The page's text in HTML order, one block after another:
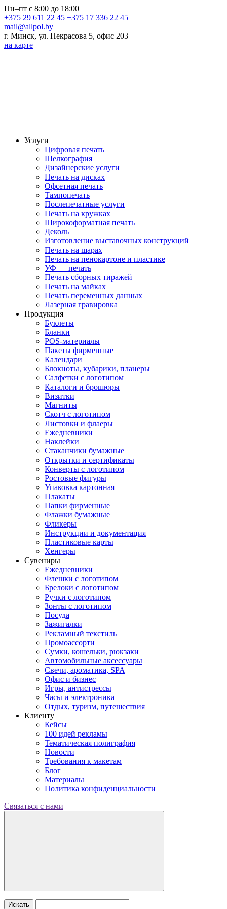
Пн–пт с 8:00 до 18:00
+375 29 611 22 45 +375 17 336 22 45
mail@allpol.by
г. Минск, ул. Некрасова 5, офис 203
на карте
Услуги
Цифровая печать
Шелкография
Дизайнерские услуги
Печать на дисках
Офсетная печать
Тампопечать
Послепечатные услуги
Печать на кружках
Широкоформатная печать
Деколь
Изготовление выставочных конструкций
Печать на шарах
Печать на пенокартоне и пластике
УФ — печать
Печать сборных тиражей
Печать на майках
Печать переменных данных
Лазерная гравировка
Продукция
Буклеты
Бланки
POS-материалы
Пакеты фирменные
Календари
Блокноты, кубарики, планеры
Салфетки с логотипом
Каталоги и брошюры
Визитки
Магниты
Скотч с логотипом
Листовки и флаеры
Ежедневники
Наклейки
Стаканчики бумажные
Открытки и сертификаты
Конверты с логотипом
Ростовые фигуры
Упаковка картонная
Плакаты
Папки фирменные
Флажки бумажные
Фликеры
Инструкции и документация
Пластиковые карты
Хенгеры
Сувениры
Ежедневники
Флешки с логотипом
Брелоки с логотипом
Ручки с логотипом
Зонты с логотипом
Посуда
Зажигалки
Рекламный текстиль
Промоассорти
Сумки, кошельки, рюкзаки
Автомобильные аксессуары
Свечи, ароматика, SPA
Офис и бизнес
Игры, антистрессы
Часы и электроника
Отдых, туризм, путешествия
Клиенту
Кейсы
100 идей рекламы
Тематическая полиграфия
Новости
Требования к макетам
Блог
Материалы
Политика конфиденциальности
Связаться с нами
Искать